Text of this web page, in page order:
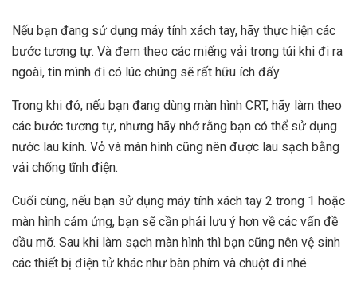
Nếu bạn đang sử dụng máy tính xách tay, hãy thực hiện các
bước tương tự. Và đem theo các miếng vải trong túi khi đi ra
ngoài, tin mình đi có lúc chúng sẽ rất hữu ích đấy.
Trong khi đó, nếu bạn đang dùng màn hình CRT, hãy làm theo
các bước tương tự, nhưng hãy nhớ rằng bạn có thể sử dụng
nước lau kính. Vỏ và màn hình cũng nên được lau sạch bằng
vải chống tĩnh điện.
Cuối cùng, nếu bạn sử dụng máy tính xách tay 2 trong 1 hoặc
màn hình cảm ứng, bạn sẽ cần phải lưu ý hơn về các vấn đề
dầu mỡ. Sau khi làm sạch màn hình thì bạn cũng nên vệ sinh
các thiết bị điện tử khác như bàn phím và chuột đi nhé.